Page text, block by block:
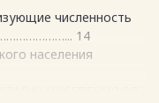
численность
14
населения